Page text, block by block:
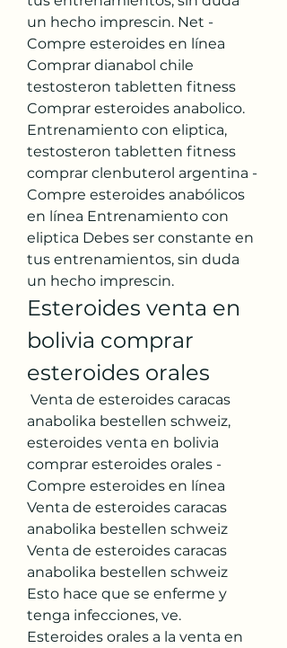
un hecho imprescin. Net -
Compre esteroides en línea
Comprar dianabol chile
testosteron tabletten fitness
Comprar esteroides anabolico.
Entrenamiento con eliptica,
testosteron tabletten fitness
comprar clenbuterol argentina -
Compre esteroides anabólicos
en línea Entrenamiento con
eliptica Debes ser constante en
tus entrenamientos, sin duda
un hecho imprescin.
Esteroides venta en
bolivia comprar
esteroides orales
anabolika bestellen schweiz,
esteroides venta en bolivia
comprar esteroides orales -
Compre esteroides en línea
Venta de esteroides caracas
anabolika bestellen schweiz
Venta de esteroides caracas
anabolika bestellen schweiz
Esto hace que se enferme y
tenga infecciones, ve.
Esteroides orales a la venta en